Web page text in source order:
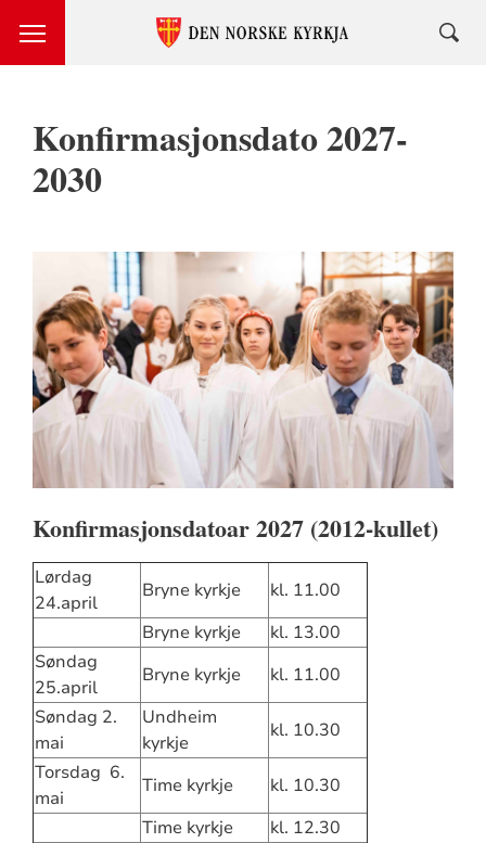
Konfirmasjonsdato 2027-
2030
Konfirmasjonsdatoar 2027 (2012-kullet)
Lørdag
24.april
Bryne kyrkje
kl. 11.00
Bryne kyrkje
kl. 13.00
Søndag
25.april
Bryne kyrkje
kl. 11.00
Søndag 2.
mai
Undheim
kyrkje
kl. 10.30
Torsdag 6.
mai
Time kyrkje
kl. 10.30
Time kyrkje
kl. 12.30